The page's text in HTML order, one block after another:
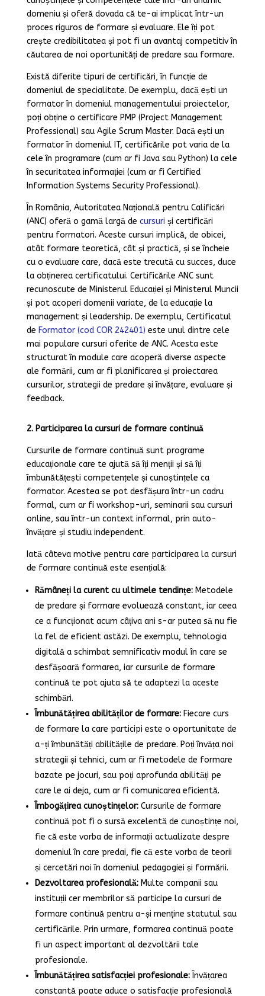
domeniu și oferă dovada că te-ai implicat într-un
proces riguros de formare și evaluare. Ele îți pot
crește credibilitatea și pot fi un avantaj competitiv în
căutarea de noi oportunități de predare sau formare.
Există diferite tipuri de certificări, în funcție de
domeniul de specialitate. De exemplu, dacă ești un
formator în domeniul managementului proiectelor,
poți obține o certificare PMP (Project Management
Professional) sau Agile Scrum Master. Dacă ești un
formator în domeniul IT, certificările pot varia de la
cele în programare (cum ar fi Java sau Python) la cele
în securitatea informației (cum ar fi Certified
Information Systems Security Professional).
În România, Autoritatea Națională pentru Calificări
(ANC) oferă o gamă largă de cursuri și certificări
pentru formatori. Aceste cursuri implică, de obicei,
atât formare teoretică, cât și practică, și se încheie
cu o evaluare care, dacă este trecută cu succes, duce
la obținerea certificatului. Certificările ANC sunt
recunoscute de Ministerul Educației și Ministerul Muncii
și pot acoperi domenii variate, de la educație la
management și leadership. De exemplu, Certificatul
de Formator (cod COR 242401) este unul dintre cele
mai populare cursuri oferite de ANC. Acesta este
structurat în module care acoperă diverse aspecte
ale formării, cum ar fi planificarea și proiectarea
cursurilor, strategii de predare și învățare, evaluare și
feedback.
2. Participarea la cursuri de formare continuă
Cursurile de formare continuă sunt programe
educaționale care te ajută să îți menții și să îți
îmbunătățești competențele și cunoștințele ca
formator. Acestea se pot desfășura într-un cadru
formal, cum ar fi workshop-uri, seminarii sau cursuri
online, sau într-un context informal, prin auto-
învățare și studiu independent.
Iată câteva motive pentru care participarea la cursuri
de formare continuă este esențială:
Rămâneți la curent cu ultimele tendințe:Metodele
de predare și formare evoluează constant, iar ceea
ce a funcționat acum câțiva ani s-ar putea să nu fie
la fel de eficient astăzi. De exemplu, tehnologia
digitală a schimbat semnificativ modul în care se
desfășoară formarea, iar cursurile de formare
continuă te pot ajuta să te adaptezi la aceste
schimbări.
Îmbunătățirea abilităților de formare:Fiecare curs
de formare la care participi este o oportunitate de
a-ți îmbunătăți abilitățile de predare. Poți învăța noi
strategii și tehnici, cum ar fi metodele de formare
bazate pe jocuri, sau poți aprofunda abilități pe
care le ai deja, cum ar fi comunicarea eficientă.
Îmbogățirea cunoștințelor:Cursurile de formare
continuă pot fi o sursă excelentă de cunoștințe noi,
fie că este vorba de informații actualizate despre
domeniul în care predai, fie că este vorba de teorii
și cercetări noi în domeniul pedagogiei și formării.
Dezvoltarea profesională:Multe companii sau
instituții cer membrilor să participe la cursuri de
formare continuă pentru a-și menține statutul sau
certificările. Prin urmare, formarea continuă poate
fi un aspect important al dezvoltării tale
profesionale.
Îmbunătățirea satisfacției profesionale:Învățarea
constantă poate aduce o satisfacție profesională